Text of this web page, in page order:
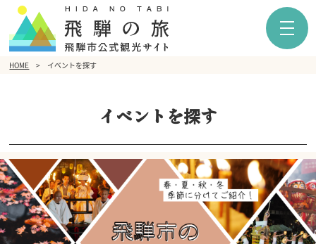
HOME イベントを探す
イベントを探す